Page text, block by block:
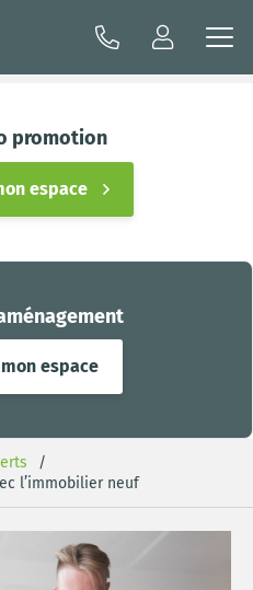
espace
promotion
espace
l’immobilier neuf